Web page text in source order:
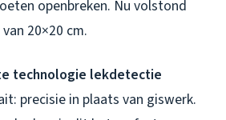
openbreken. Nu volstond
20×20 cm.
technologie lekdetectie
precisie in plaats van giswerk.